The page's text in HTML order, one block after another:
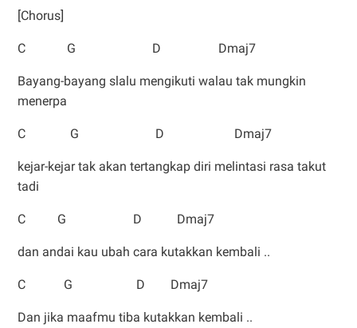
[Chorus]
C G D Dmaj7
Bayang-bayang slalu mengikuti walau tak mungkin
menerpa
C G D Dmaj7
kejar-kejar tak akan tertangkap diri melintasi rasa takut
tadi
C G D Dmaj7
dan andai kau ubah cara kutakkan kembali ..
C G D Dmaj7
Dan jika maafmu tiba kutakkan kembali ..